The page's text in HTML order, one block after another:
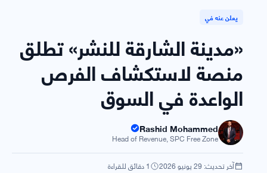
يعلن عنه في
«مدينة الشارقة للنشر» تطلق
منصة لاستكشاف الفرص
الواعدة في السوق
Rashid Mohammed
Head of Revenue, SPC Free Zone
1 دقائق للقراءة آخر تحديث: 29 يونيو 2026